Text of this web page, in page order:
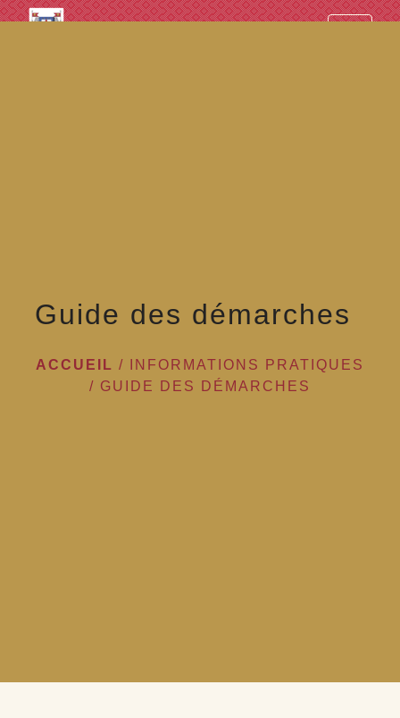
googled7e4d5fb082cc1df.html
Guide des démarches
ACCUEIL /
INFORMATIONS PRATIQUES
/ GUIDE DES DÉMARCHES